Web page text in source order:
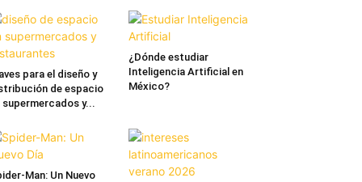
para el diseño y
de espacio
supermercados y...
¿Dónde estudiar
Inteligencia Artificial en
México?
Man: Un Nuevo